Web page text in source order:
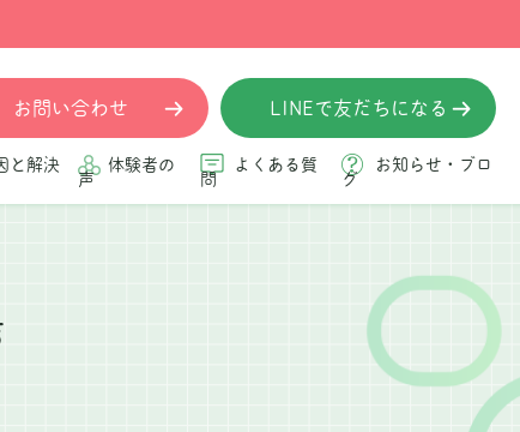
お問い合わせ LINEで友だちになる
と解決 体験者の
声
よくある質
問
お知らせ・ブロ
グ